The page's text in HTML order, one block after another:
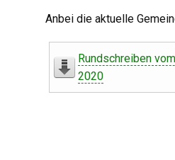
Anbei die aktuelle
Rundschreiben
2020